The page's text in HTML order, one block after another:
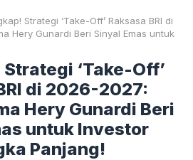
Strategi ‘Take-Off’ Raksasa BRI di
Hery Gunardi Beri Sinyal Emas untuk
‘Take-Off’
di 2026-2027:
Hery Gunardi Beri
untuk Investor
Panjang!